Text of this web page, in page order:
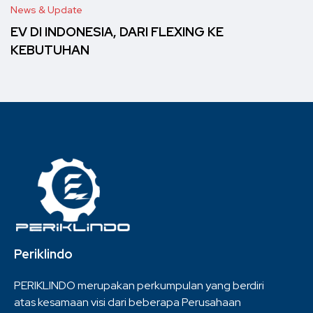
News & Update
EV DI INDONESIA, DARI FLEXING KE
KEBUTUHAN
Periklindo
PERIKLINDO merupakan perkumpulan yang berdiri
atas kesamaan visi dari beberapa Perusahaan